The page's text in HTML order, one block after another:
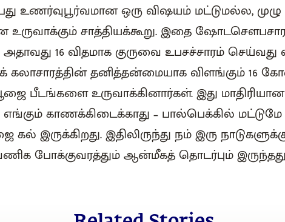
உணர்வுபூர்வமான ஒரு விஷயம் மட்டுமல்ல, முழு
உருவாக்கும் சாத்தியக்கூறு. இதை
16 விதமாக குருவை உபசச்சாரம்
கலாசாரத்தின் தனித்தன்மையாக விளங்கும் 16
பீடங்களை உருவாக்கினார்கள். இது
எங்கும் காணக்கிடைக்காது – பால்பெக்கில் மட்டுமே
கல் இருக்கிறது. இதிலிருந்து நம் இரு
வணிக போக்குவரத்தும் ஆன்மீகத் தொடர்பும்